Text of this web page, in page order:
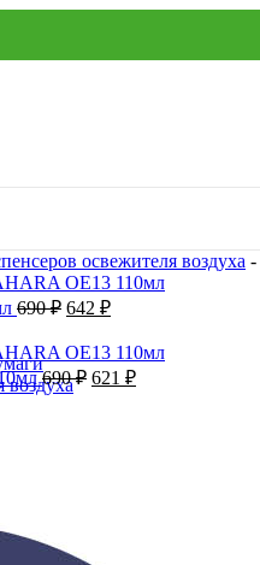
воздуха
освежителя воздуха -
690₽ 642 ₽
690₽ 621 ₽